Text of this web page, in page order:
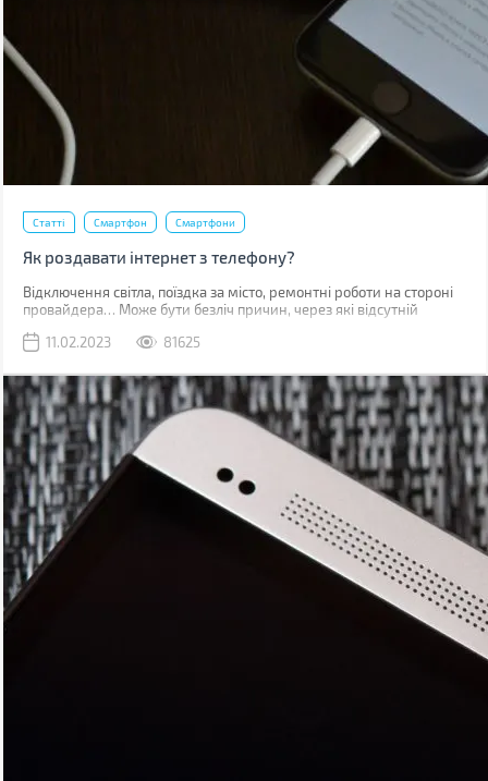
Статті Смартфон Смартфони
Як роздавати інтернет з телефону?
Відключення світла, поїздка за місто, ремонтні роботи на стороні
провайдера… Може бути безліч причин, через які відсутній
мобільна мережа, звичайно, якщо ви знаходитесь у зоні її
11.02.2023 81625